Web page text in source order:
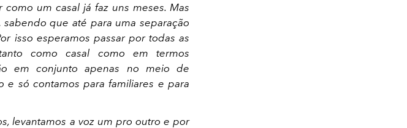
um casal já faz uns meses. Mas
que até para uma separação
isso esperamos passar por todas as
como casal como em termos
em conjunto apenas no meio de
e só contamos para familiares e para
levantamos a voz um pro outro e por